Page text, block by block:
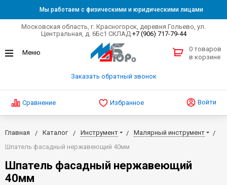
Мы работаем с физическими и юридическими лицами
Московская область, г. Красногорск, деревня Гольево, ул.
Центральная, д. 6Бс1 СКЛАД +7 (906) 717-79-44
Заказать обратный звонок
0 товаров
в корзине
Сравнение Избранное Войти
Главная Каталог Инструмент
Малярный инструмент
Шпатель фасадный нержавеющий 40мм
Шпатель фасадный нержавеющий
40мм